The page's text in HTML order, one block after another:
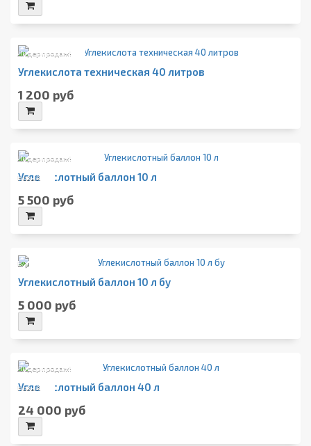
Лидер продаж!
Углекислота техническая 40 литров
1 200 руб
Лидер продаж!
Новый
Углекислотный баллон 10 л
5 500 руб
Б/у
Углекислотный баллон 10 л бу
5 000 руб
Лидер продаж!
Новый
Углекислотный баллон 40 л
24 000 руб